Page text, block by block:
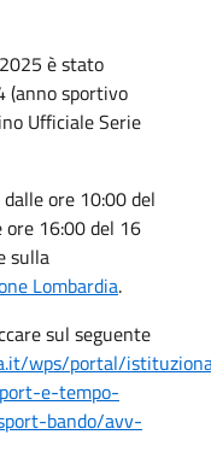
è stato
(anno sportivo
Ufficiale Serie
ore 10:00 del
16:00 del 16
sulla
Lombardia.
sul seguente
wps/portal/
e-tempo-
bando/avv-